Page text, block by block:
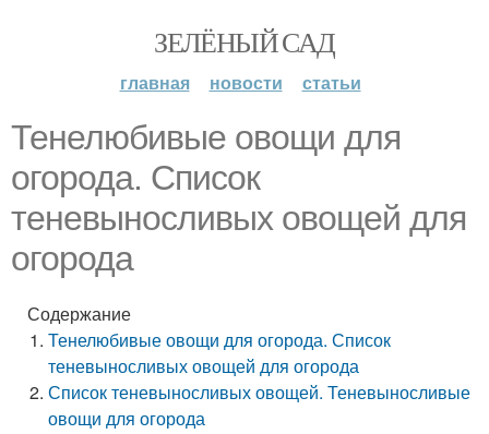
ЗЕЛЁНЫЙ САД
главная новости статьи
Тенелюбивые овощи для
огорода. Список
теневыносливых овощей для
огорода
Содержание
Тенелюбивые овощи для огорода. Список
теневыносливых овощей для огорода
Список теневыносливых овощей. Теневыносливые
овощи для огорода